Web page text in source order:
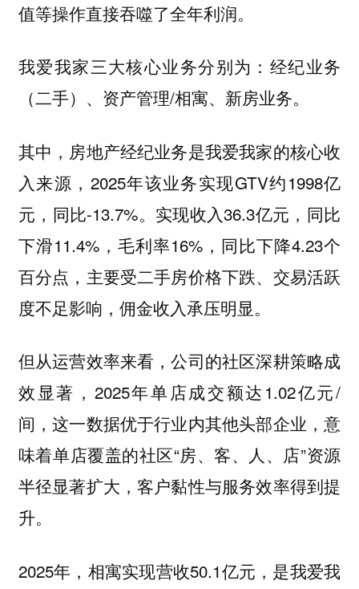
值等操作直接吞噬了全年利润。
我爱我家三大核心业务分别为：经纪业务
（二手）、资产管理/相寓、新房业务。
其中，房地产经纪业务是我爱我家的核心收
入来源，2025年该业务实现GTV约1998亿
元，同比-13.7%。实现收入36.3亿元，同比
下滑11.4%，毛利率16%，同比下降4.23个
百分点，主要受二手房价格下跌、交易活跃
度不足影响，佣金收入承压明显。
但从运营效率来看，公司的社区深耕策略成
效显著，2025年单店成交额达1.02亿元/
间，这一数据优于行业内其他头部企业，意
味着单店覆盖的社区“房、客、人、店”资源
半径显著扩大，客户黏性与服务效率得到提
升。
2025年，相寓实现营收50.1亿元，是我爱我